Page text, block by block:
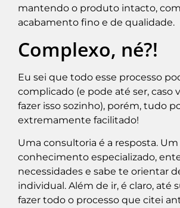
mantendo o produto intacto,
acabamento fino e de qualidade.
Complexo, né?!
Eu sei que todo esse processo
complicado (e pode até ser, caso
fazer isso sozinho), porém, tudo
extremamente facilitado!
Uma consultoria é a resposta.
conhecimento especializado,
necessidades e sabe te orientar
individual. Além de ir, é claro, até
fazer todo o processo que citei